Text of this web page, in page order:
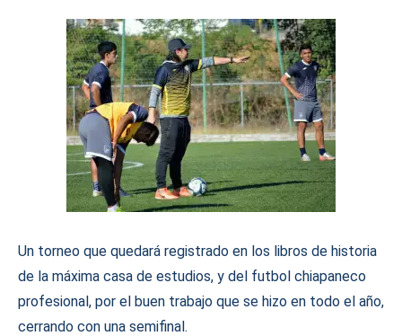
Un torneo que quedará registrado en los libros de historia
de la máxima casa de estudios, y del futbol chiapaneco
profesional, por el buen trabajo que se hizo en todo el año,
cerrando con una semifinal.